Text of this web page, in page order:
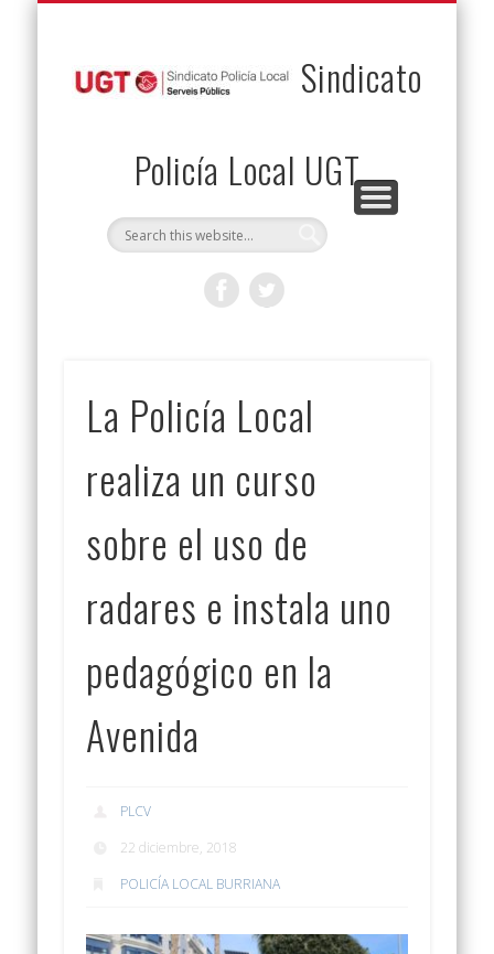
Sindicato
Policía Local UGT
La Policía Local
realiza un curso
sobre el uso de
radares e instala uno
pedagógico en la
Avenida
PLCV
22 diciembre, 2018
POLICÍA LOCAL BURRIANA